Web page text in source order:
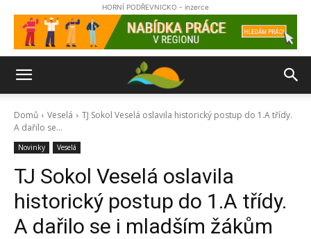
HORNÍ PODŘEVNICKO - inzerce
Domů Veselá
TJ Sokol Veselá oslavila historický postup do 1.A třídy.
A dařilo se...
Novinky Veselá
TJ Sokol Veselá oslavila
historický postup do 1.A třídy.
A dařilo se i mladším žákům